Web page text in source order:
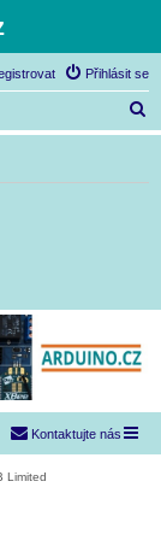
Přihlásit se
l
Kontaktujte nás
Limited